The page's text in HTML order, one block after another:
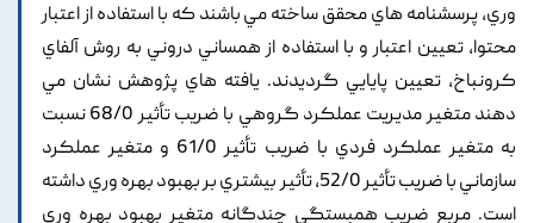
وري, پرسشنامه هاي محقق ساخته مي باشند که با استفاده از اعتبار
محتوا, تعيين اعتبار و با استفاده از همساني دروني به روش آلفاي
کرونباخ, تعيين پايايي گرديدند. يافته هاي پژوهش نشان مي
دهند متغير مديريت عملکرد گروهي با ضريب تأثير 68/0 نسبت
به متغير عملکرد فردي با ضريب تأثير 61/0 و متغير عملکرد
سازماني با ضريب تأثير 52/0, تأثير بيشتري بر بهبود بهره وري داشته
است. مربع ضريب همبستگي چندگانه متغير بهبود بهره وري